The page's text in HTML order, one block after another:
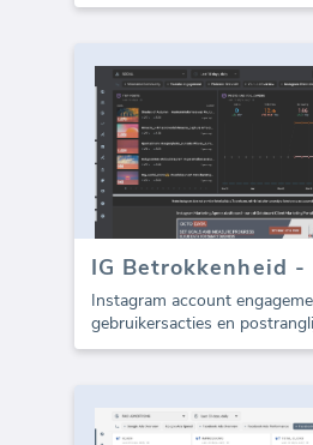
Instagram account
gebruikersacties en